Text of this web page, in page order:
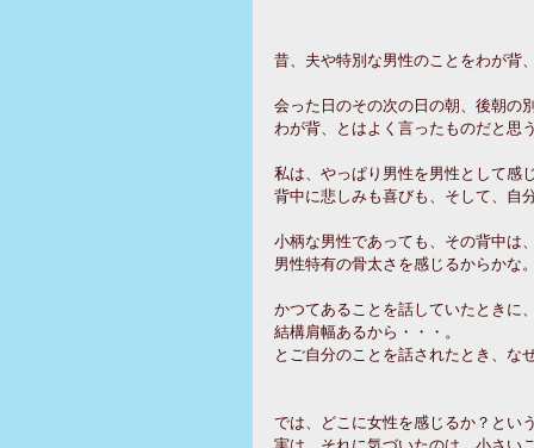
昔、夫や特別な男性のことをわが背
会った日のその次の日の朝、後朝の
わが背、とはよく言ったものだと思う
私は、やっぱり男性を男性として感
背中に悲しみも喜びも、そして、自
小柄な男性であっても、その背中は
男性特有の骨太さを感じるからかな。
かつてあることを話していたときに
結構肩幅あるから・・・。
とご自分のことを話されたとき、な
では、どこに女性を感じるか？とい
実は、それに気づいたのは、小さい